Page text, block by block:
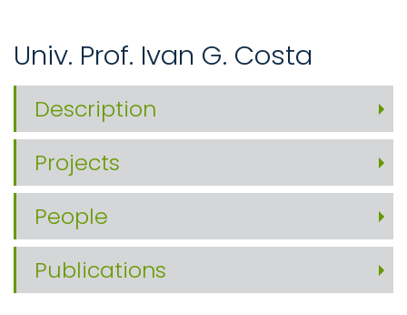
Univ. Prof. Ivan G. Costa
Description
Projects
People
Publications